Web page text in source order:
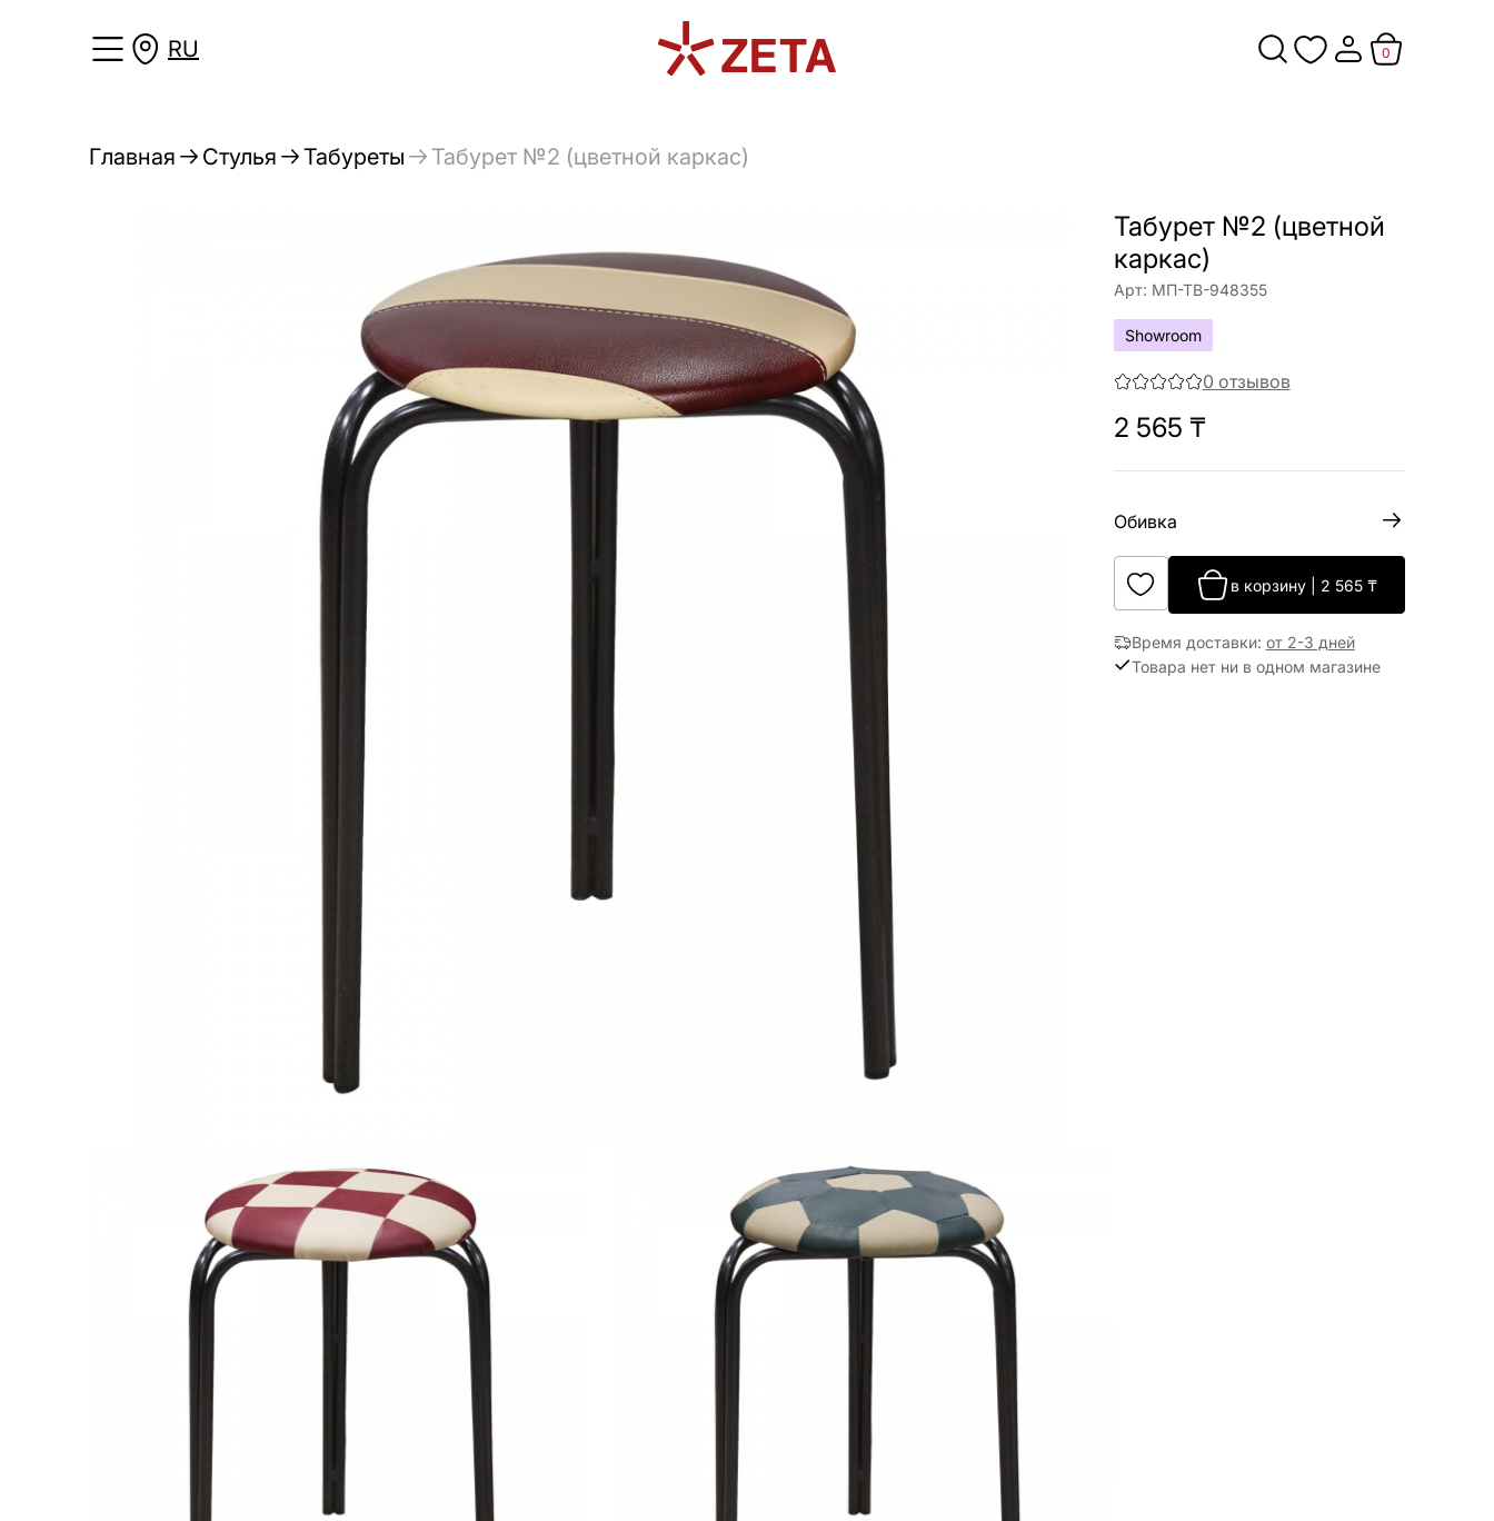
RU 0
Главная Стулья Табуреты Табурет №2 (цветной каркас)
Табурет №2 (цветной
каркас)
Арт: МП-ТВ-948355
Showroom
0 отзывов
2 565 ₸
Обивка
в корзину 2 565 ₸
Время доставки: от 2-3 дней
Товара нет ни в одном магазине